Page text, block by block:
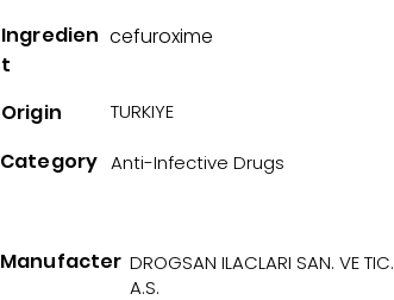
Ingredien
t
cefuroxime
Origin TURKIYE
Category Anti-Infective Drugs
Manufacter DROGSAN ILACLARI SAN. VE TIC.
A.S.